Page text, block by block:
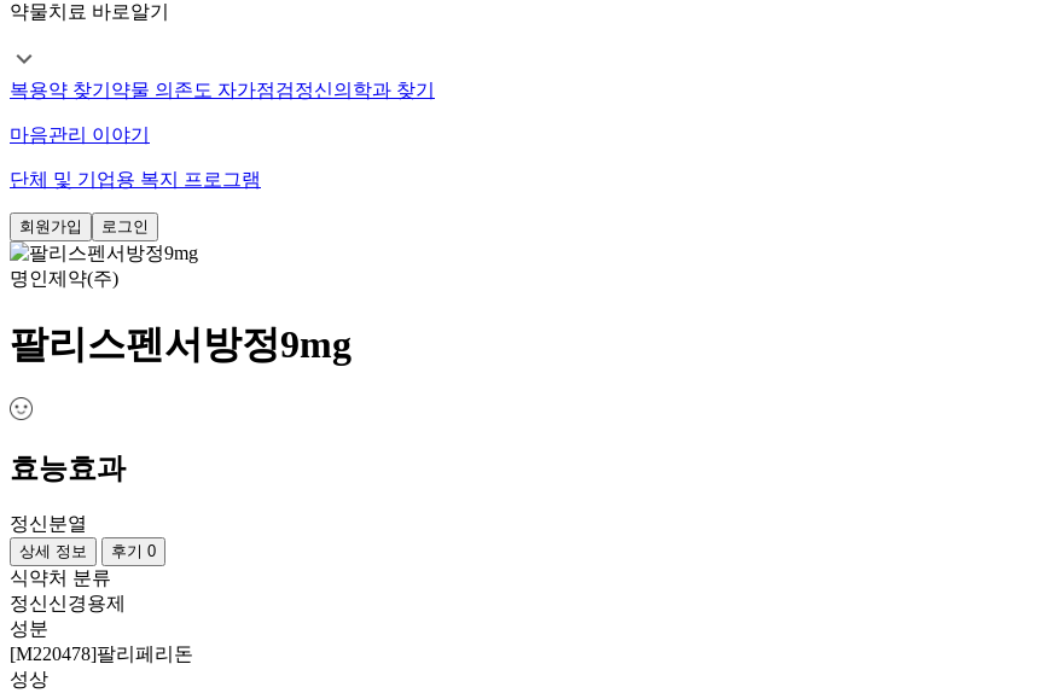
약물치료 바로알기
복용약 찾기 약물 의존도 자가점검정신의학과 찾기
마음관리 이야기
단체 및 기업용 복지 프로그램
회원가입 로그인
명인제약(주)
팔리스펜서방정9mg
효능효과
정신분열
상세 정보 후기 0
식약처 분류
정신신경용제
성분
[M220478]팔리페리돈
성상